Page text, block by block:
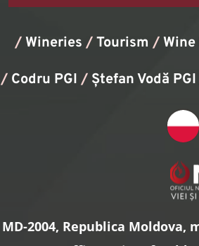
/Wineries /Tourism /
/ Codru PGI / Ștefan Vodă PGI
MD-2004, Republica Moldova,